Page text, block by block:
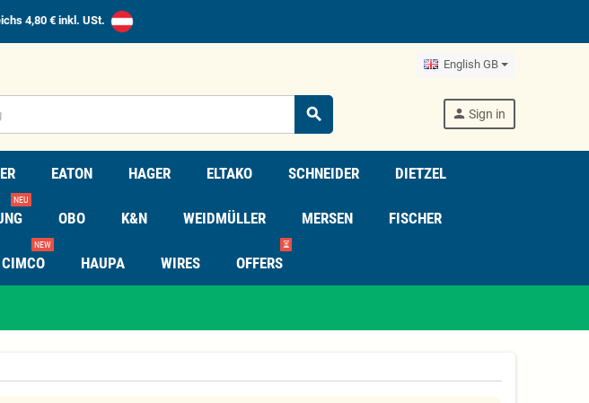
4,80 € inkl. USt.
English GB
search person Sign in
EATON HAGER ELTAKO SCHNEIDER DIETZEL
NEU
OBO K&N WEIDMÜLLER MERSEN FISCHER
CIMCO
NEW
HAUPA WIRES OFFERS
⏳